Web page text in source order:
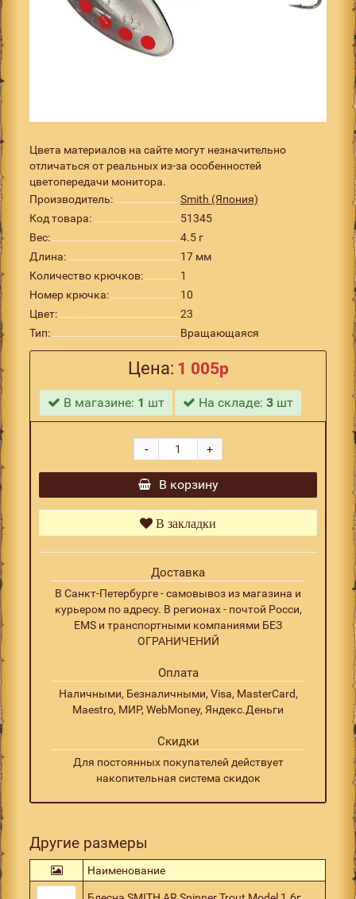
Цвета материалов на сайте могут незначительно
отличаться от реальных из-за особенностей
цветопередачи монитора.
Производитель:
Smith (Япония)
Код товара:
51345
Вес:
4.5 г
Длина:
17 мм
Количество крючков:
1
Номер крючка:
10
Цвет:
23
Тип:
Вращающаяся
Цена: 1 005р
В магазине: 1 шт На складе:3 шт
+
-
В корзину
В закладки
Доставка
В Санкт-Петербурге - самовывоз из магазина и
курьером по адресу. В регионах - почтой Росси,
EMS и транспортными компаниями БЕЗ
ОГРАНИЧЕНИЙ
Оплата
Наличными, Безналичными, Visa, MasterCard,
Maestro, МИР, WebMoney, Яндекс.Деньги
Скидки
Для постоянных покупателей действует
накопительная система скидок
Другие размеры
Наименование